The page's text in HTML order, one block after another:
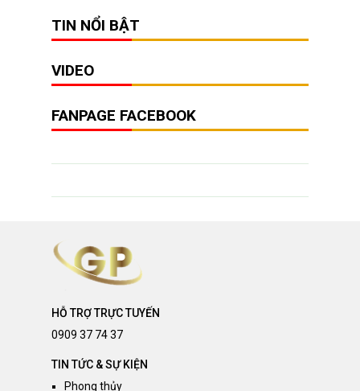
TIN NỔI BẬT
VIDEO
FANPAGE FACEBOOK
HỖ TRỢ TRỰC TUYẾN
0909 37 74 37
TIN TỨC & SỰ KIỆN
Phong thủy